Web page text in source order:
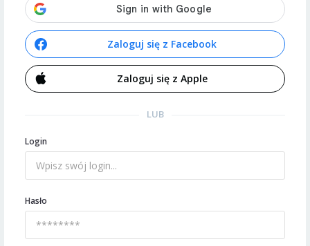
Zaloguj się z Facebook
Zaloguj się z Apple
LUB
Login
Hasło